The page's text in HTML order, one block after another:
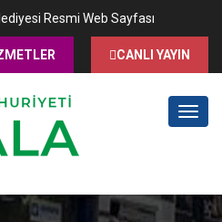
Resmi Web Sayfası
CANLI YAYIN
MENÜ